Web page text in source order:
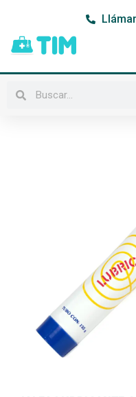
contenido
Buscar